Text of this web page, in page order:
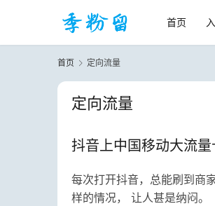
首页
首页 定向流量
定向流量
抖音上中国移动大流
每次打开抖音，总能刷到商
样的情况， 让人甚是纳闷。